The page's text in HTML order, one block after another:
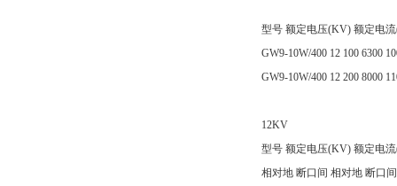
型号 额定电压(KV) 额定电
GW9-10W/400 12 100 6300
GW9-10W/400 12 200 8000
12KV
型号 额定电压(KV) 额定电
相对地 断口间 相对地 断口间